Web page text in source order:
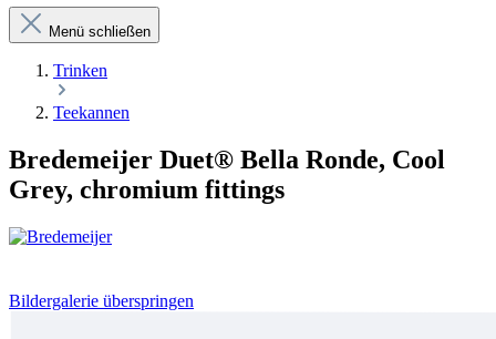
Menü schließen
Trinken
Teekannen
Bredemeijer Duet® Bella Ronde, Cool
Grey, chromium fittings
Bildergalerie überspringen